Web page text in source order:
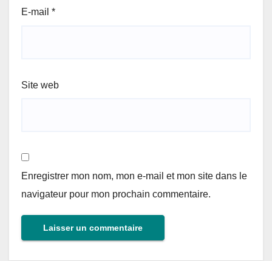
E-mail *
Site web
Enregistrer mon nom, mon e-mail et mon site dans le
navigateur pour mon prochain commentaire.